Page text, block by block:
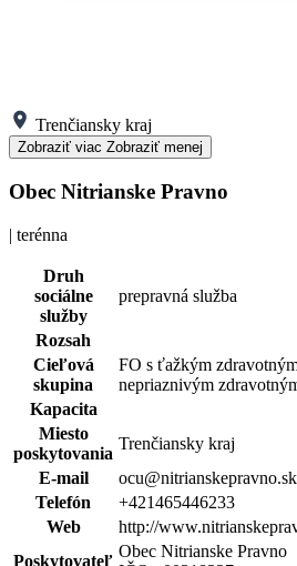
Trenčiansky kraj
Zobraziť viac Zobraziť menej
Obec Nitrianske Pravno
| terénna
Druh
sociálne
služby
prepravná služba
Rozsah
Cieľová
skupina
FO s ťažkým
nepriaznivým
Kapacita
Miesto
poskytovania
Trenčiansky kraj
E-mail
ocu@nitrianskepravno.sk
Telefón
+421465446233
Web
http://
Poskytovateľ
Obec Nitrianske Pravno